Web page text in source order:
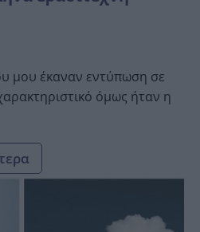
μου έκαναν εντύπωση σε
όμως ήταν η